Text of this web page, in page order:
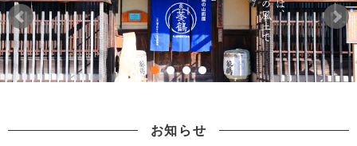
お知らせ